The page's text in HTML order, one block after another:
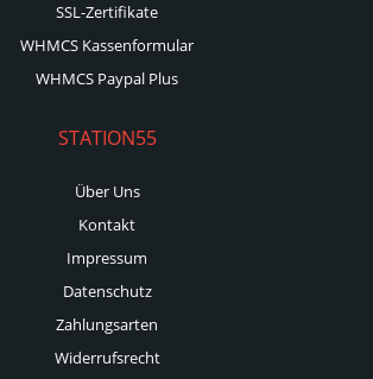
SSL-Zertifikate
WHMCS Kassenformular
WHMCS Paypal Plus
STATION55
Über Uns
Kontakt
Impressum
Datenschutz
Zahlungsarten
Widerrufsrecht